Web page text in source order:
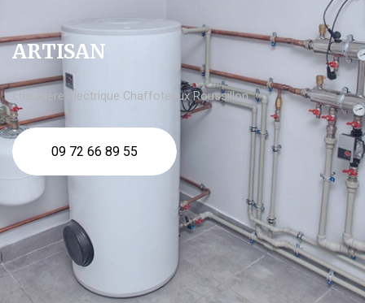
ARTISAN
chaudière électrique Chaffoteaux Roussillon
09 72 66 89 55